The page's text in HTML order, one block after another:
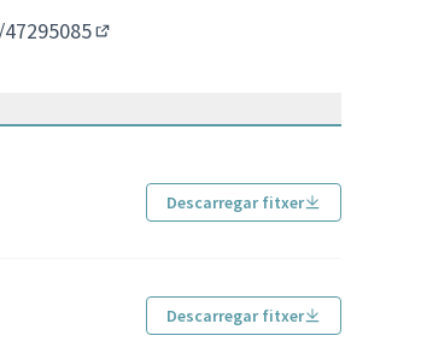
Descarregar fitxer
Descarregar fitxer